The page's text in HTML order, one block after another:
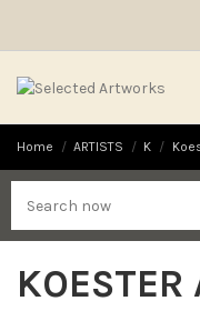
Home ARTISTS K
KOESTER